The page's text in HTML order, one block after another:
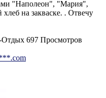
"Наполеон", "Мария",
на закваске. . Отвечу
Отдых 697 Просмотров